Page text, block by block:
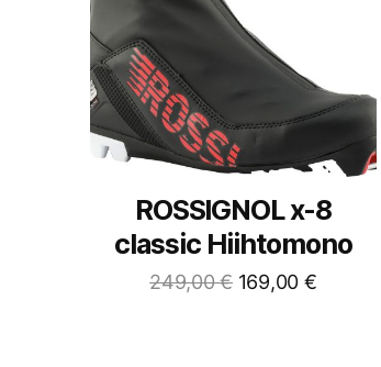
ROSSIGNOL x-8
classic Hiihtomono
249,00€ 169,00 €